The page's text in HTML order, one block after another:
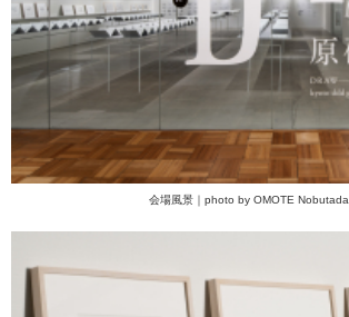
会場風景｜photo by OMOTE Nobutada